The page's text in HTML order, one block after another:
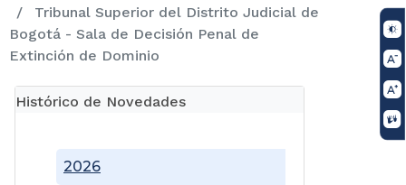
Tribunal Superior del Distrito Judicial de
Bogotá - Sala de Decisión Penal de
Extinción de Dominio
Histórico de Novedades
2026